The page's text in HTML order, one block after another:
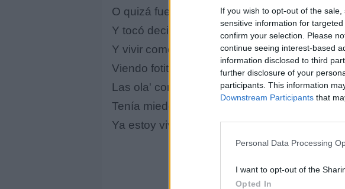
If you wish to opt-out of the
sensitive information for
confirm your selection. Please
continue seeing interest-based
information disclosed to third
further disclosure of your
participants. This information
Downstream Participants that
Personal Data Processing
I want to opt-out of the
Opted In
O quizá fue que la vida nos mintió
Y tocó decir adiós
Y vivir como vivía ante' de conocerte
Viendo fotito' tuya', probando si soy fuerte
Las ola' con el viento, los perro' y la suerte
Tenía miedo 'e perderte, pero no má' que la
Ya estoy vivo